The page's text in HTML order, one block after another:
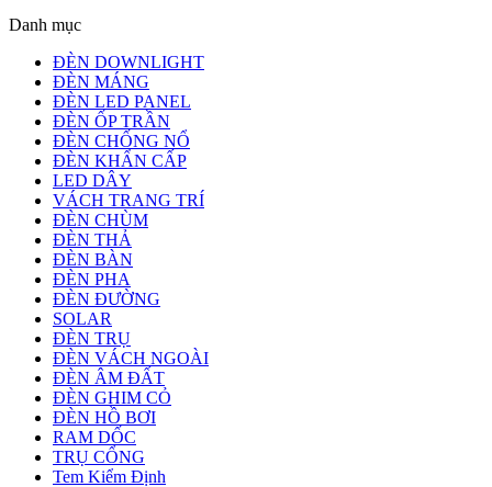
Danh mục
ĐÈN DOWNLIGHT
ĐÈN MÁNG
ĐÈN LED PANEL
ĐÈN ỐP TRẦN
ĐÈN CHỐNG NỔ
ĐÈN KHẨN CẤP
LED DÂY
VÁCH TRANG TRÍ
ĐÈN CHÙM
ĐÈN THẢ
ĐÈN BÀN
ĐÈN PHA
ĐÈN ĐƯỜNG
SOLAR
ĐÈN TRỤ
ĐÈN VÁCH NGOÀI
ĐÈN ÂM ĐẤT
ĐÈN GHIM CỎ
ĐÈN HỒ BƠI
RAM DỐC
TRỤ CỔNG
Tem Kiểm Định